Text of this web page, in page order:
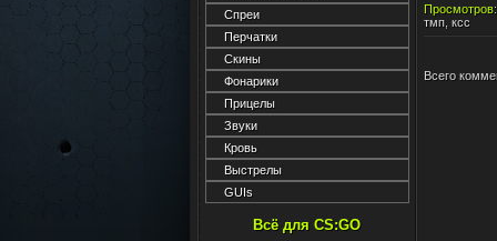
Спреи
Перчатки
Скины
Фонарики
Прицелы
Звуки
Кровь
Выстрелы
GUIs
Всё для CS:GO
Просмотров
тмп, ксс
Всего